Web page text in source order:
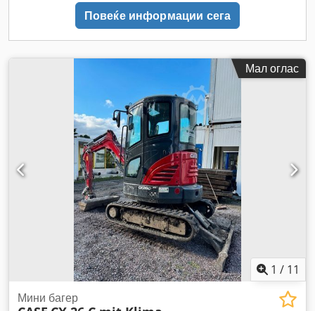
Повеќе информации сега
Мал оглас
1 / 11
Мини багер